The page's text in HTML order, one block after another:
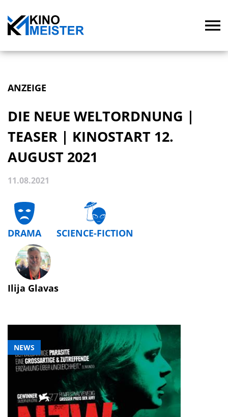
ANZEIGE
NEWS
DIE NEUE WELTORDNUNG |
TEASER | KINOSTART 12.
AUGUST 2021
11.08.2021
DRAMA SCIENCE-FICTION
Ilija Glavas